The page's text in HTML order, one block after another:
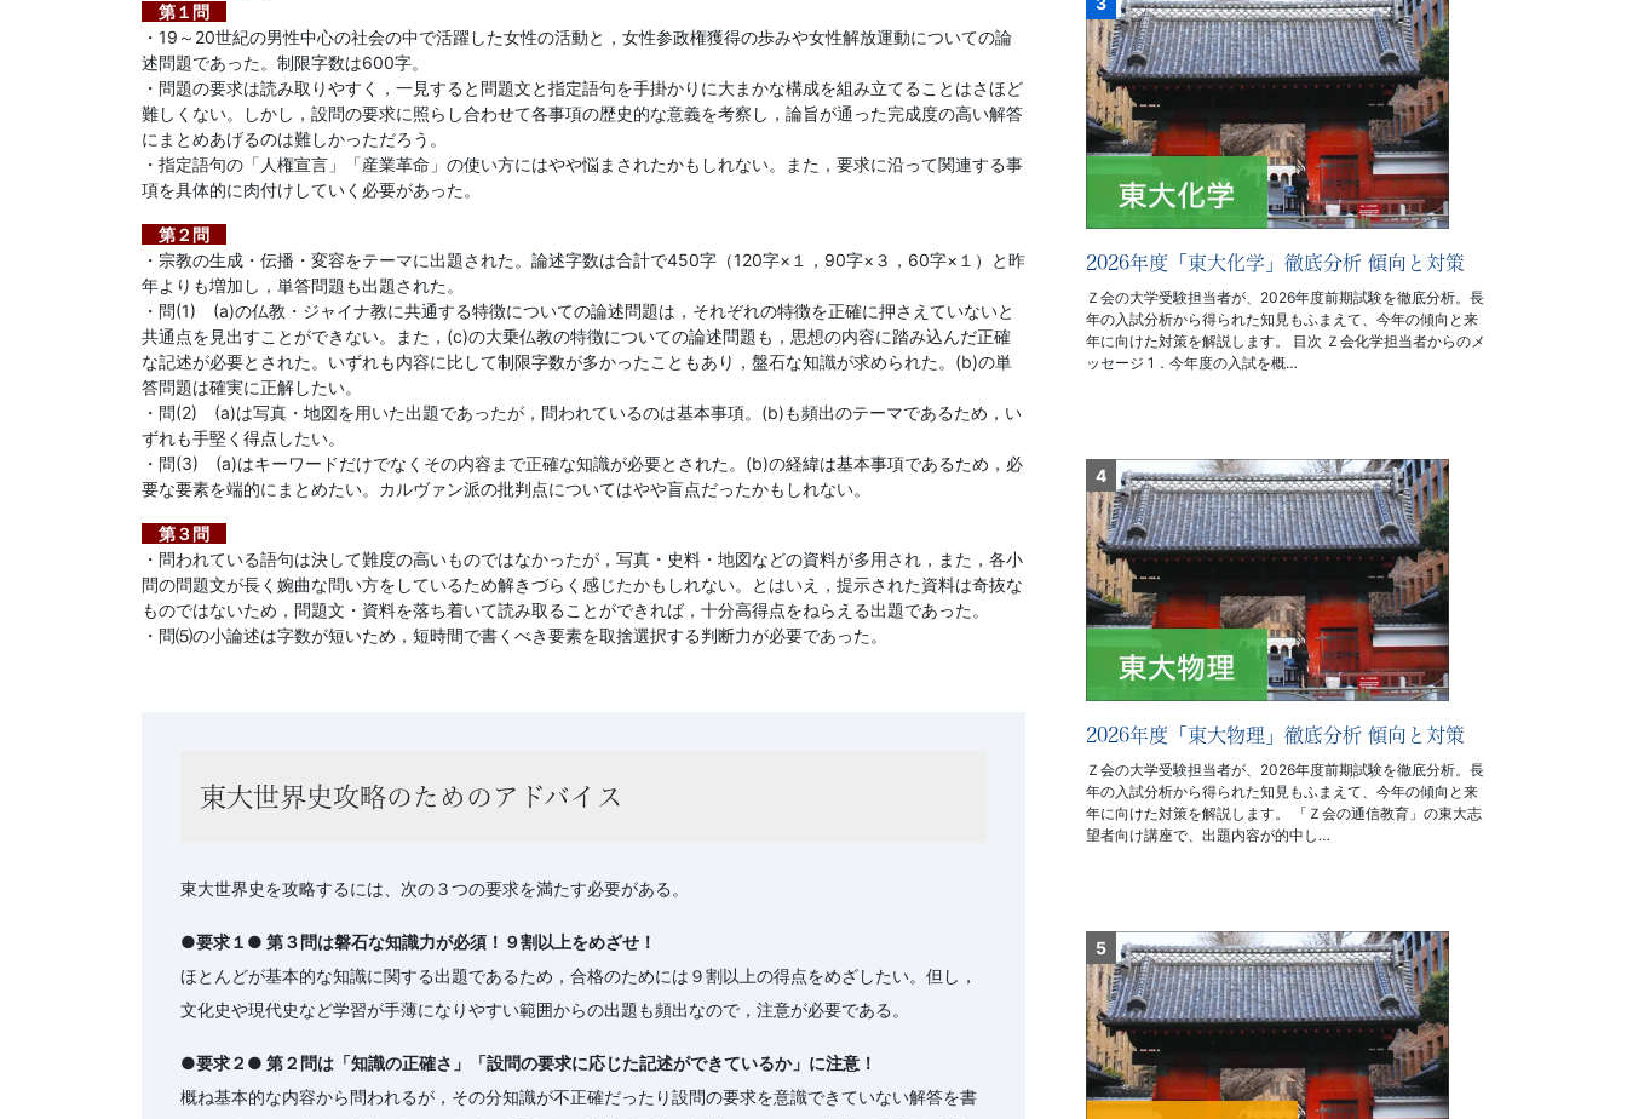
第１問
・19～20世紀の男性中心の社会の中で活躍した女性の活動と，女性参政権獲得の歩みや女性解放運動についての論
述問題であった。制限字数は600字。
・問題の要求は読み取りやすく，一見すると問題文と指定語句を手掛かりに大まかな構成を組み立てることはさほど
難しくない。しかし，設問の要求に照らし合わせて各事項の歴史的な意義を考察し，論旨が通った完成度の高い解答
にまとめあげるのは難しかっただろう。
・指定語句の「人権宣言」「産業革命」の使い方にはやや悩まされたかもしれない。また，要求に沿って関連する事
項を具体的に肉付けしていく必要があった。
第２問
・宗教の生成・伝播・変容をテーマに出題された。論述字数は合計で450字（120字×１，90字×３，60字×１）と昨
年よりも増加し，単答問題も出題された。
・問(1) (a)の仏教・ジャイナ教に共通する特徴についての論述問題は，それぞれの特徴を正確に押さえていないと
共通点を見出すことができない。また，(c)の大乗仏教の特徴についての論述問題も，思想の内容に踏み込んだ正確
な記述が必要とされた。いずれも内容に比して制限字数が多かったこともあり，盤石な知識が求められた。(b)の単
答問題は確実に正解したい。
・問(2) (a)は写真・地図を用いた出題であったが，問われているのは基本事項。(b)も頻出のテーマであるため，い
ずれも手堅く得点したい。
・問(3) (a)はキーワードだけでなくその内容まで正確な知識が必要とされた。(b)の経緯は基本事項であるため，必
要な要素を端的にまとめたい。カルヴァン派の批判点についてはやや盲点だったかもしれない。
第３問
・問われている語句は決して難度の高いものではなかったが，写真・史料・地図などの資料が多用され，また，各小
問の問題文が長く婉曲な問い方をしているため解きづらく感じたかもしれない。とはいえ，提示された資料は奇抜な
ものではないため，問題文・資料を落ち着いて読み取ることができれば，十分高得点をねらえる出題であった。
・問⑸の小論述は字数が短いため，短時間で書くべき要素を取捨選択する判断力が必要であった。
東大世界史攻略のためのアドバイス
東大世界史を攻略するには、次の３つの要求を満たす必要がある。
●要求１● 第３問は磐石な知識力が必須！９割以上をめざせ！
ほとんどが基本的な知識に関する出題であるため，合格のためには９割以上の得点をめざしたい。但し，
文化史や現代史など学習が手薄になりやすい範囲からの出題も頻出なので，注意が必要である。
●要求２● 第２問は「知識の正確さ」「設問の要求に応じた記述ができているか」に注意！
概ね基本的な内容から問われるが，その分知識が不正確だったり設問の要求を意識できていない解答を書
2026年度「東大化学」徹底分析 傾向と対策
Ｚ会の大学受験担当者が、2026年度前期試験を徹底分析。長
年の入試分析から得られた知見もふまえて、今年の傾向と来
年に向けた対策を解説します。 目次 Ｚ会化学担当者からのメ
ッセージ 1．今年度の入試を概…
2026年度「東大物理」徹底分析 傾向と対策
Ｚ会の大学受験担当者が、2026年度前期試験を徹底分析。長
年の入試分析から得られた知見もふまえて、今年の傾向と来
年に向けた対策を解説します。 「Ｚ会の通信教育」の東大志
望者向け講座で、出題内容が的中し…